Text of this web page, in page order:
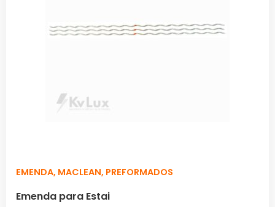
EMENDA, MACLEAN, PREFORMADOS
Emenda para Estai